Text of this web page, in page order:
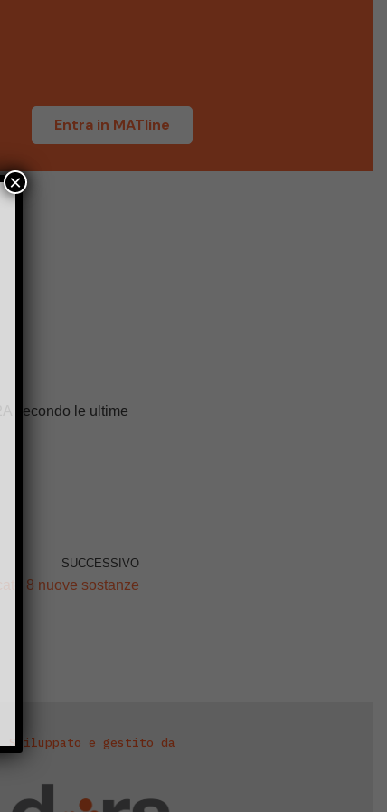
Entra in MATline
secondo le ultime
SUCCESSIVO
8 nuove sostanze
Sviluppato e gestito da
×